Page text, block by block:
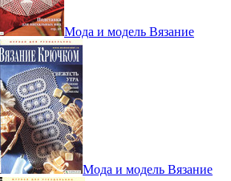
Мода и модель Вязание
Мода и модель Вязание